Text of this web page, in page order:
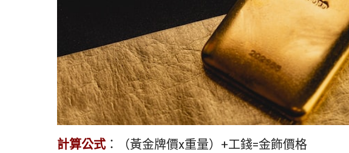
計算公式：（黃金牌價x重量）+工錢=金飾價格